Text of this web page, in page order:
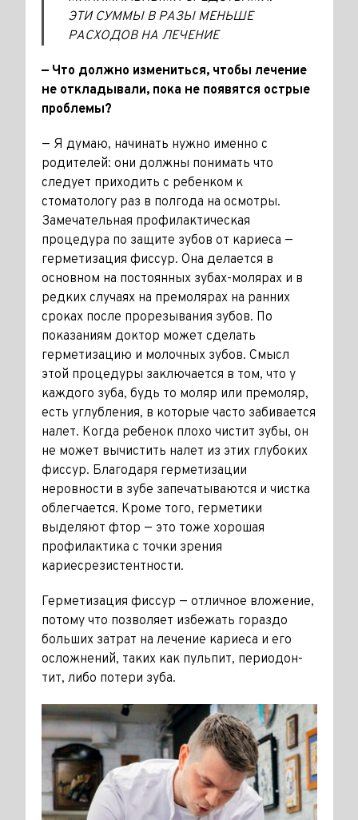
ЭТИ СУММЫ В РАЗЫ МЕНЬШЕ
РАСХОДОВ НА ЛЕЧЕНИЕ
— Что должно измениться, чтобы лечение
не откладывали, пока не появятся острые
проблемы?
— Я думаю, начинать нужно именно с
родителей: они должны понимать что
следует приходить с ребен­ком к
стоматологу раз в полгода на осмотры.
Замечательная профилак­тическая
процедура по защите зубов от кариеса —
герметизация фиссур. Она делается в
основном на по­стоянных зубах-молярах и в
редких случаях на премолярах на ранних
сроках после прорезывания зубов. По
показаниям доктор может сделать
герметизацию и молоч­ных зубов. Смысл
этой процедуры заключается в том, что у
каждого зуба, будь то моляр или премоляр,
есть углубления, в которые часто забивается
налет. Когда ребенок плохо чистит зубы, он
не может вычистить налет из этих глубоких
фиссур. Благодаря герметизации
неровности в зубе запечатываются и чистка
облегчается. Кроме того, герметики
выделяют фтор — это тоже хорошая
профилактика с точ­ки зрения
кариесрезистентности.
Герметизация фиссур — отличное вложение,
потому что позволяет избежать гораздо
больших затрат на лечение кариеса и его
осложне­ний, таких как пульпит, периодон­
тит, либо потери зуба.